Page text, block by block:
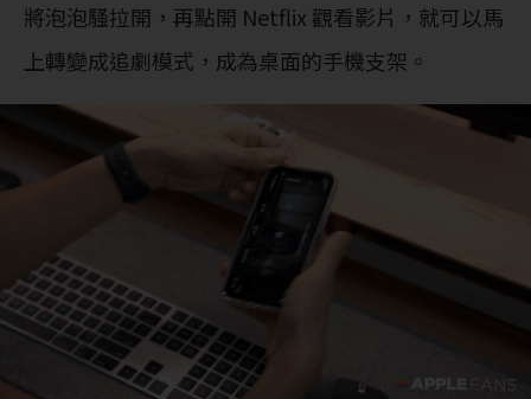
將泡泡騷拉開，再點開 Netflix 觀看影片，就可以馬
上轉變成追劇模式，成為桌面的手機支架。